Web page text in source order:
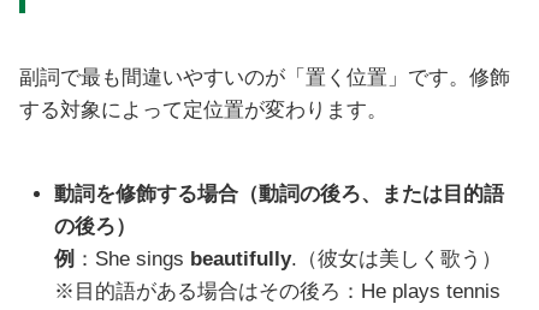
副詞で最も間違いやすいのが「置く位置」です。修飾
する対象によって定位置が変わります。
動詞を修飾する場合（動詞の後ろ、または目的語
の後ろ）
例 ：She sings beautifully.（彼女は美しく歌う）
※目的語がある場合はその後ろ：He plays tennis